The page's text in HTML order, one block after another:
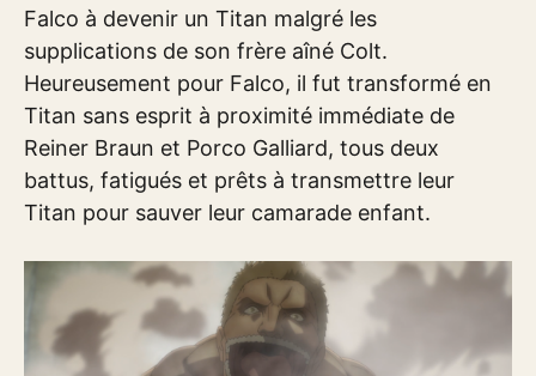
Falco à devenir un Titan malgré les
supplications de son frère aîné Colt.
Heureusement pour Falco, il fut transformé en
Titan sans esprit à proximité immédiate de
Reiner Braun et Porco Galliard, tous deux
battus, fatigués et prêts à transmettre leur
Titan pour sauver leur camarade enfant.